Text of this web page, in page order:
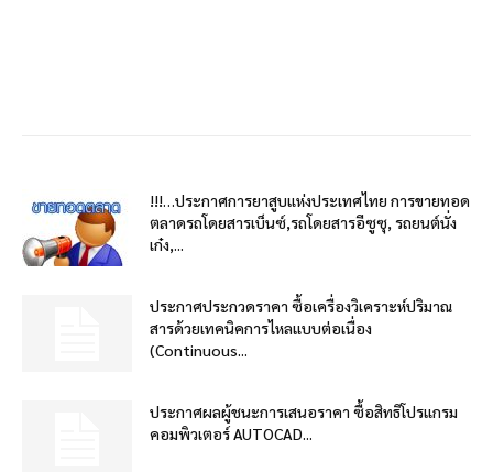
!!!…ประกาศการยาสูบแห่งประเทศไทย การขายทอด
ตลาดรถโดยสารเบ็นซ์,รถโดยสารอีซูซุ, รถยนต์นั่ง
เก๋ง,...
ประกาศประกวดราคา ซื้อเครื่องวิเคราะห์ปริมาณ
สารด้วยเทคนิคการไหลแบบต่อเนื่อง
(Continuous...
ประกาศผลผู้ชนะการเสนอราคา ซื้อสิทธิโปรแกรม
คอมพิวเตอร์ AUTOCAD...